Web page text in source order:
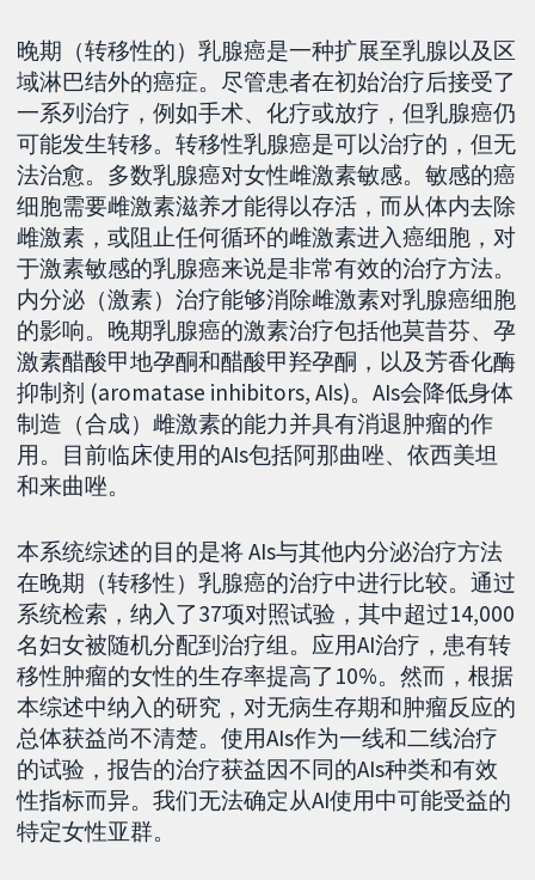
晚期（转移性的）乳腺癌是一种扩展至乳腺以及区
域淋巴结外的癌症。尽管患者在初始治疗后接受了
一系列治疗，例如手术、化疗或放疗，但乳腺癌仍
可能发生转移。转移性乳腺癌是可以治疗的，但无
法治愈。多数乳腺癌对女性雌激素敏感。敏感的癌
细胞需要雌激素滋养才能得以存活，而从体内去除
雌激素，或阻止任何循环的雌激素进入癌细胞，对
于激素敏感的乳腺癌来说是非常有效的治疗方法。
内分泌（激素）治疗能够消除雌激素对乳腺癌细胞
的影响。晚期乳腺癌的激素治疗包括他莫昔芬、孕
激素醋酸甲地孕酮和醋酸甲羟孕酮，以及芳香化酶
抑制剂 (aromatase inhibitors, AIs)。AIs会降低身体
制造（合成）雌激素的能力并具有消退肿瘤的作
用。目前临床使用的AIs包括阿那曲唑、依西美坦
和来曲唑。
本系统综述的目的是将 AIs与其他内分泌治疗方法
在晚期（转移性）乳腺癌的治疗中进行比较。通过
系统检索，纳入了37项对照试验，其中超过14,000
名妇女被随机分配到治疗组。应用AI治疗，患有转
移性肿瘤的女性的生存率提高了10%。然而，根据
本综述中纳入的研究，对无病生存期和肿瘤反应的
总体获益尚不清楚。使用AIs作为一线和二线治疗
的试验，报告的治疗获益因不同的AIs种类和有效
性指标而异。我们无法确定从AI使用中可能受益的
特定女性亚群。